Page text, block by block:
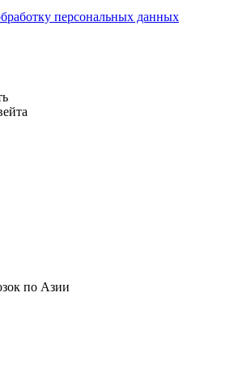
персональных данных
по Азии